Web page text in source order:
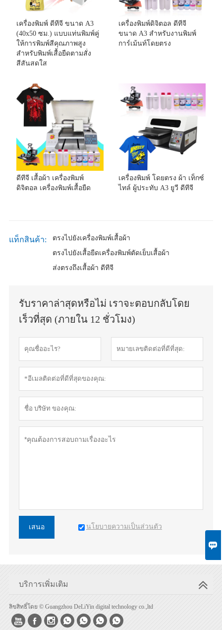

เครื่องพิมพ์ ดีทีจี ขนาด A3
(40x50 ซม.) แบบแท่นพิมพ์คู่
ให้การพิมพ์สีคุณภาพสูง
สำหรับพิมพ์เสื้อยืดตามสั่ง
สีสันสดใส
เครื่องพิมพ์ดิจิตอล ดีทีจี
ขนาด A3 สำหรับงานพิมพ์
การ์เม้นท์โดยตรง
ดีทีจี เสื้อผ้า เครื่องพิมพ์
ดิจิตอล เครื่องพิมพ์เสื้อยืด
เครื่องพิมพ์ โดยตรง ผ้า เท็กซ์
ไทล์ ผู้ประทับ A3 ยูวี ดีทีจี
แท็กสินค้า:
ตรงไปยังเครื่องพิมพ์เสื้อผ้า
ตรงไปยังเสื้อยืดเครื่องพิมพ์ตัดเย็บเสื้อผ้า
ส่งตรงถึงเสื้อผ้า ดีทีจี
รับราคาล่าสุดหรือไม่ เราจะตอบกลับโดย
เร็วที่สุด (ภายใน 12 ชั่วโมง)
เสนอ นโยบายความเป็นส่วนตัว
บริการเพิ่มเติม
ลิขสิทธิ์โดย © Guangzhou DeLiYin digital technology co.,ltd
      